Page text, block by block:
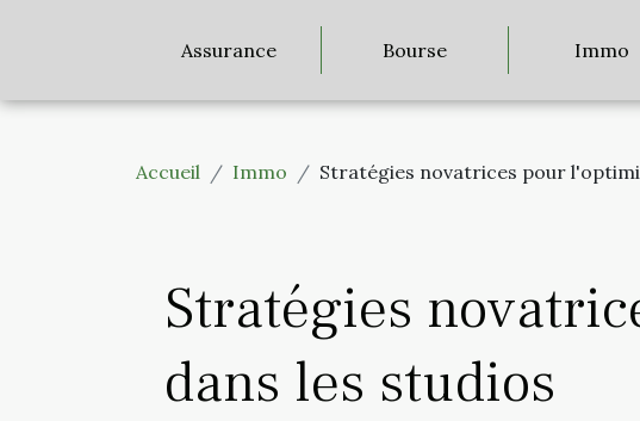
Assurance Bourse Immo
Accueil Immo Stratégies novatrices pour
Stratégies
dans les studios